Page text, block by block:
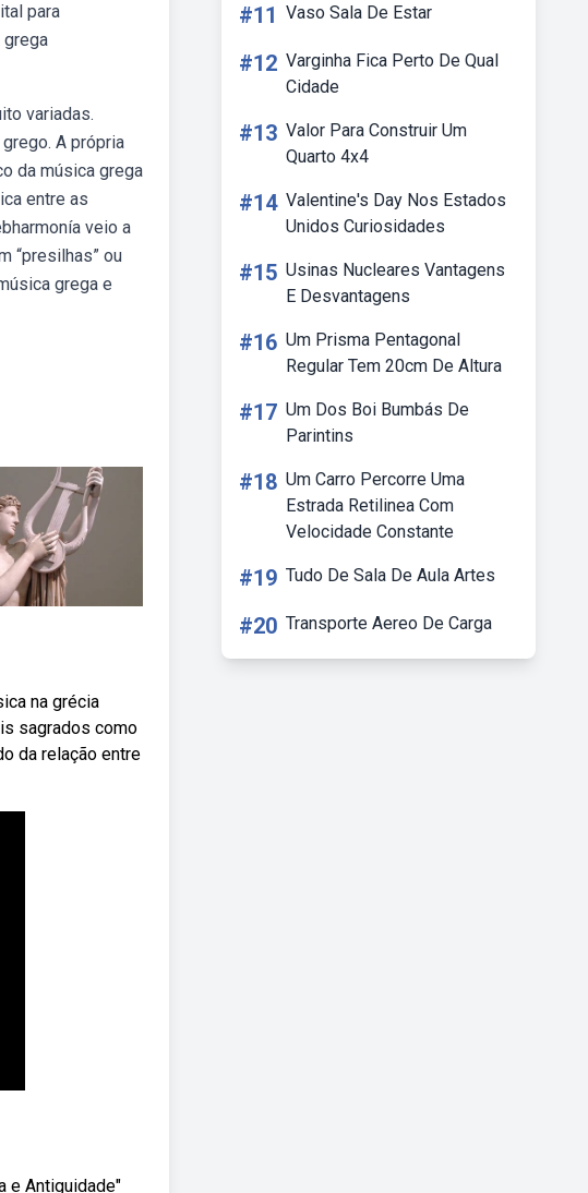
para
grega
variadas.
A própria
da música grega
entre as
veio a
“presilhas” ou
grega e
na grécia
sagrados como
da relação entre
e Antiguidade"
#11 Vaso Sala De Estar
#12 Varginha Fica Perto De Qual
Cidade
#13 Valor Para Construir Um
Quarto 4x4
#14 Valentine's Day Nos Estados
Unidos Curiosidades
#15 Usinas Nucleares Vantagens
E Desvantagens
#16 Um Prisma Pentagonal
Regular Tem 20cm De Altura
#17 Um Dos Boi Bumbás De
Parintins
#18 Um Carro Percorre Uma
Estrada Retilinea Com
Velocidade Constante
#19 Tudo De Sala De Aula Artes
#20 Transporte Aereo De Carga